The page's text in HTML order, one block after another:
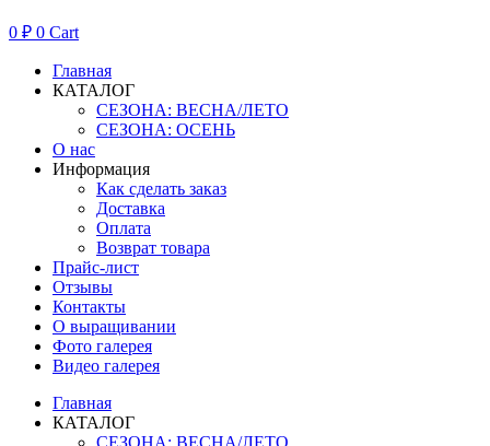
0 ₽ 0 Cart
Главная
КАТАЛОГ
СЕЗОНА: ВЕСНА/ЛЕТО
СЕЗОНА: ОСЕНЬ
О нас
Информация
Как сделать заказ
Доставка
Оплата
Возврат товара
Прайс-лист
Отзывы
Контакты
О выращивании
Фото галерея
Видео галерея
Главная
КАТАЛОГ